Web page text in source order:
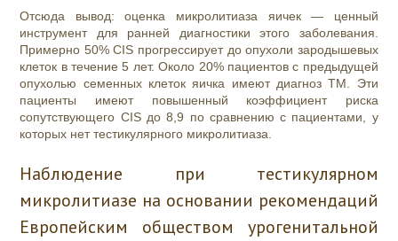
Отсюда вывод: оценка микролитиаза яичек — ценный
инструмент для ранней диагностики этого заболевания.
Примерно 50% CIS прогрессирует до опухоли зародышевых
клеток в течение 5 лет. Около 20% пациентов с предыдущей
опухолью семенных клеток яичка имеют диагноз ТМ. Эти
пациенты имеют повышенный коэффициент риска
сопутствующего CIS до 8,9 по сравнению с пациентами, у
которых нет тестикулярного микролитиаза.
Наблюдение при тестикулярном
микролитиазе на основании рекомендаций
Европейским обществом урогенитальной